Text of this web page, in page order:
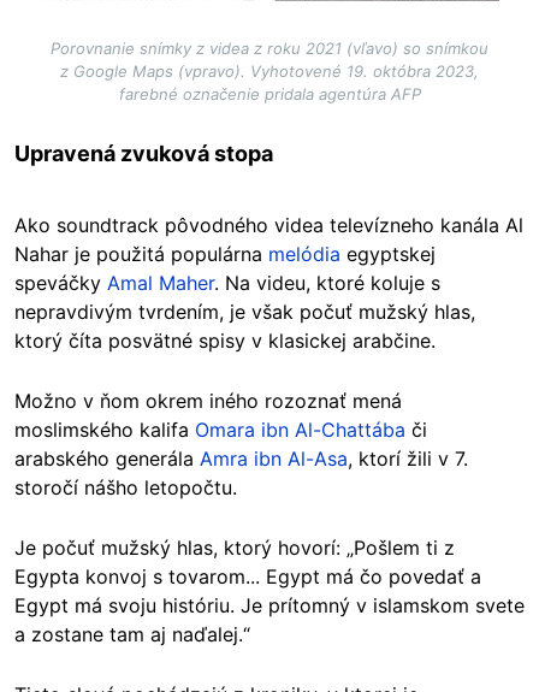
Porovnanie snímky z videa z roku 2021 (vľavo) so snímkou
z Google Maps (vpravo). Vyhotovené 19. októbra 2023,
farebné označenie pridala agentúra AFP
Upravená zvuková stopa
Ako soundtrack pôvodného videa televízneho kanála Al
Nahar je použitá populárna melódia egyptskej
speváčky Amal Maher. Na videu, ktoré koluje s
nepravdivým tvrdením, je však počuť mužský hlas,
ktorý číta posvätné spisy v klasickej arabčine.
Možno v ňom okrem iného rozoznať mená
moslimského kalifa Omara ibn Al-Chattába či
arabského generála Amra ibn Al-Asa, ktorí žili v 7.
storočí nášho letopočtu.
Je počuť mužský hlas, ktorý hovorí: „Pošlem ti z
Egypta konvoj s tovarom... Egypt má čo povedať a
Egypt má svoju históriu. Je prítomný v islamskom svete
a zostane tam aj naďalej.“